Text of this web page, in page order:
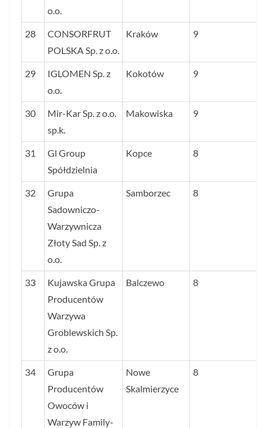
o.o.
28
CONSORFRUT
POLSKA Sp. z o.o.
Kraków 9
29
IGLOMEN Sp. z
o.o.
Kokotów 9
30
Mir-Kar Sp. z o.o.
sp.k.
Makowiska 9
31
Gl Group
Spółdzielnia
Kopce 8
32
Grupa
Sadowniczo-
Warzywnicza
Złoty Sad Sp. z
o.o.
Samborzec 8
33
Kujawska Grupa
Producentów
Warzywa
Groblewskich Sp.
z o.o.
Balczewo 8
34
Grupa
Producentów
Owoców i
Warzyw Family-
Nowe
Skalmierzyce
8